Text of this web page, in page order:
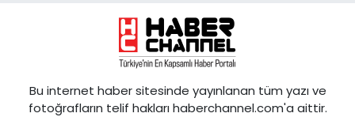
Bu internet haber sitesinde yayınlanan tüm yazı ve
fotoğrafların telif hakları haberchannel.com'a aittir.